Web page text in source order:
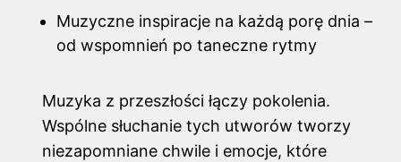
Muzyczne inspiracje na każdą porę dnia –
od wspomnień po taneczne rytmy
Muzyka z przeszłości łączy pokolenia.
Wspólne słuchanie tych utworów tworzy
niezapomniane chwile i emocje, które